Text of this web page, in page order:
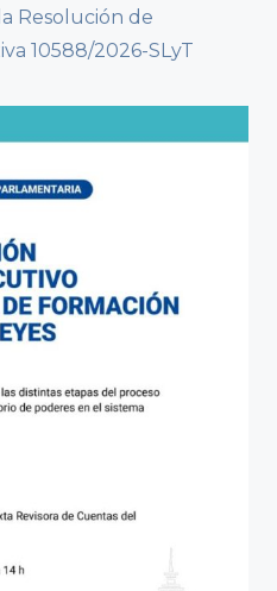
Resolución de
10588/2026-SLyT